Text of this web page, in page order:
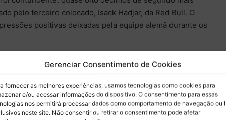
Gerenciar Consentimento de Cookies
fornecer as melhores experiências, usamos tecnologias como cookies para
e/ou acessar informações do dispositivo. O consentimento para essas
nos permitirá processar dados como comportamento de navegação ou
neste site. Não consentir ou retirar o consentimento pode afetar
pelo terceiro colocado, Isack Hadjar, da Red Bull. O
positivas deixadas pela equipe alemã durante os
do grid enfrentaram dificuldades, Max Verstappen, da
e o atual campeão Lando Norris, da McLaren,
de seu carro após marcar apenas o sexto tempo Russell
o novo modelo da Mercedes.